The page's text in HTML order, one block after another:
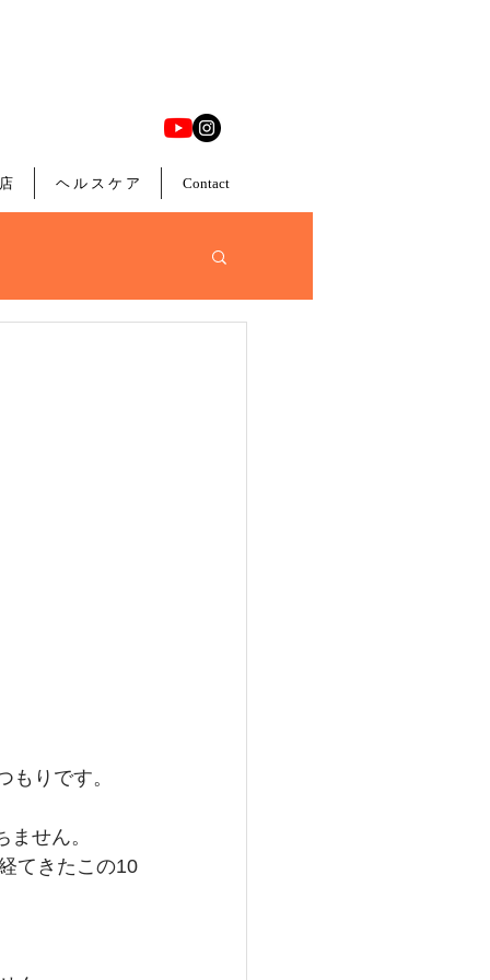
ヘ ル ス ケ ア Contact
りです。
せん。
てきたこの10